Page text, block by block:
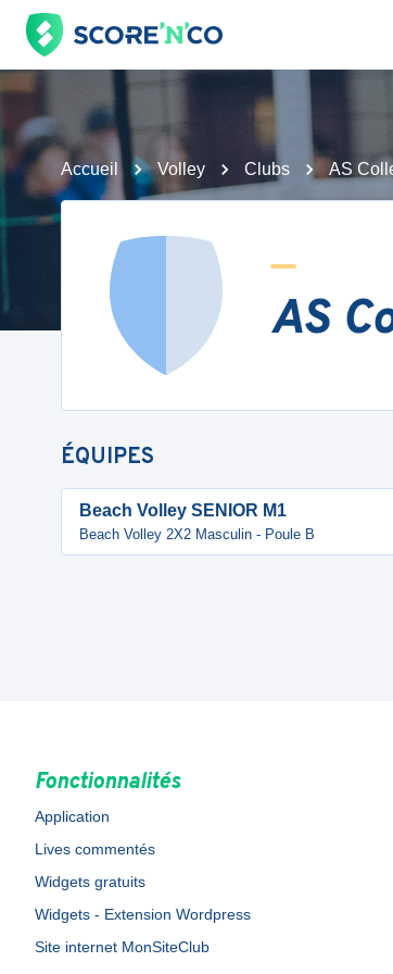
Accueil Volley Clubs AS
AS
ÉQUIPES
Beach Volley SENIOR M1
Beach Volley 2X2 Masculin - Poule B
Fonctionnalités
Application
Lives commentés
Widgets gratuits
Widgets - Extension Wordpress
Site internet MonSiteClub